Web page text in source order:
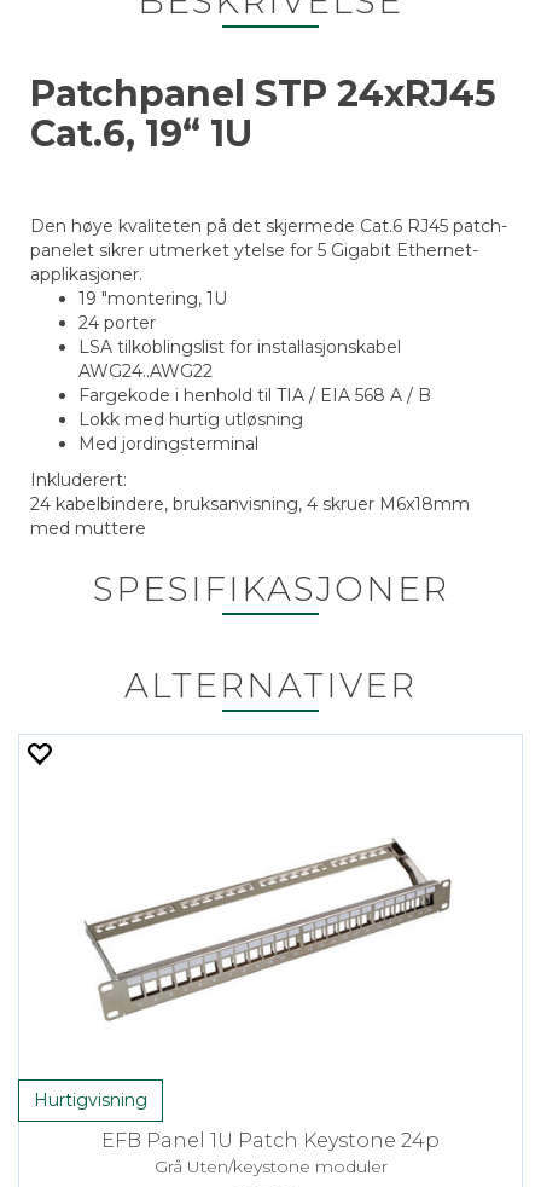
Patchpanel STP 24xRJ45
Cat.6, 19“ 1U
Den høye kvaliteten på det skjermede Cat.6 RJ45 patch-
panelet sikrer utmerket ytelse for 5 Gigabit Ethernet-
applikasjoner.
19 "montering, 1U
24 porter
LSA tilkoblingslist for installasjonskabel
AWG24..AWG22
Fargekode i henhold til TIA / EIA 568 A / B
Lokk med hurtig utløsning
Med jordingsterminal
Inkluderert:
24 kabelbindere, bruksanvisning, 4 skruer M6x18mm
med muttere
SPESIFIKASJONER
ALTERNATIVER
Hurtigvisning
EFB Panel 1U Patch Keystone 24p
Grå Uten/keystone moduler